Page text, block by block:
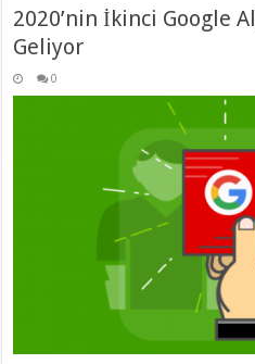
2020’nin İkinci Google
Geliyor
0